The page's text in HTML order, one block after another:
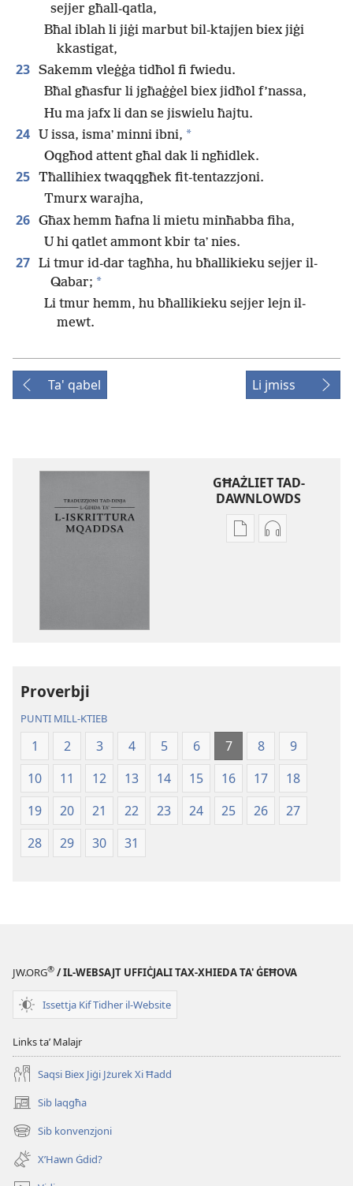
sejjer għall-qatla,
Bħal iblah li jiġi marbut bil-ktajjen biex jiġi
kkastigat,
23 Sakemm vleġġa tidħol fi fwiedu.
Bħal għasfur li jgħaġġel biex jidħol f’nassa,
Hu ma jafx li dan se jiswielu ħajtu.
24 U issa, ismaʼ minni ibni, *
Oqgħod attent għal dak li ngħidlek.
25 Tħallihiex twaqqgħek fit-tentazzjoni.
Tmurx warajha,
26 Għax hemm ħafna li mietu minħabba fiha,
U hi qatlet ammont kbir taʼ nies.
27 Li tmur id-dar tagħha, hu bħallikieku sejjer il-
Qabar; *
Li tmur hemm, hu bħallikieku sejjer lejn il-
mewt.
Ta' qabel Li jmiss
GĦAŻLIET TAD-
DAWNLOWDS
Għażliet
l-
Iskrittura
Mqaddsa
(Reviżjoni
Għażliet
Ġdida
taʼ
Iskrittura
Mqaddsa
Proverbji
PUNTI MILL-KTIEB
1 2 3 4 5 6 7 8
9
10
11 12 13 14 15 16 17
18
19
20 21 22 23 24 25 26
27
28
29 30 31
JW.ORG® / IL-WEBSAJT UFFIĊJALI TAX-XHIEDA TA' ĠEĦOVA
Issettja Kif Tidher il-Website
Links taʼ Malajr
Saqsi Biex Jiġi Jżurek Xi Ħadd
Sib laqgħa
(opens
new
window)
Sib konvenzjoni
(opens
new
window)
X’Hawn Ġdid?